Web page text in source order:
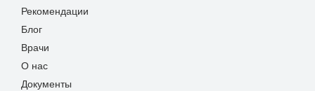
Рекомендации
Блог
Врачи
О нас
Документы